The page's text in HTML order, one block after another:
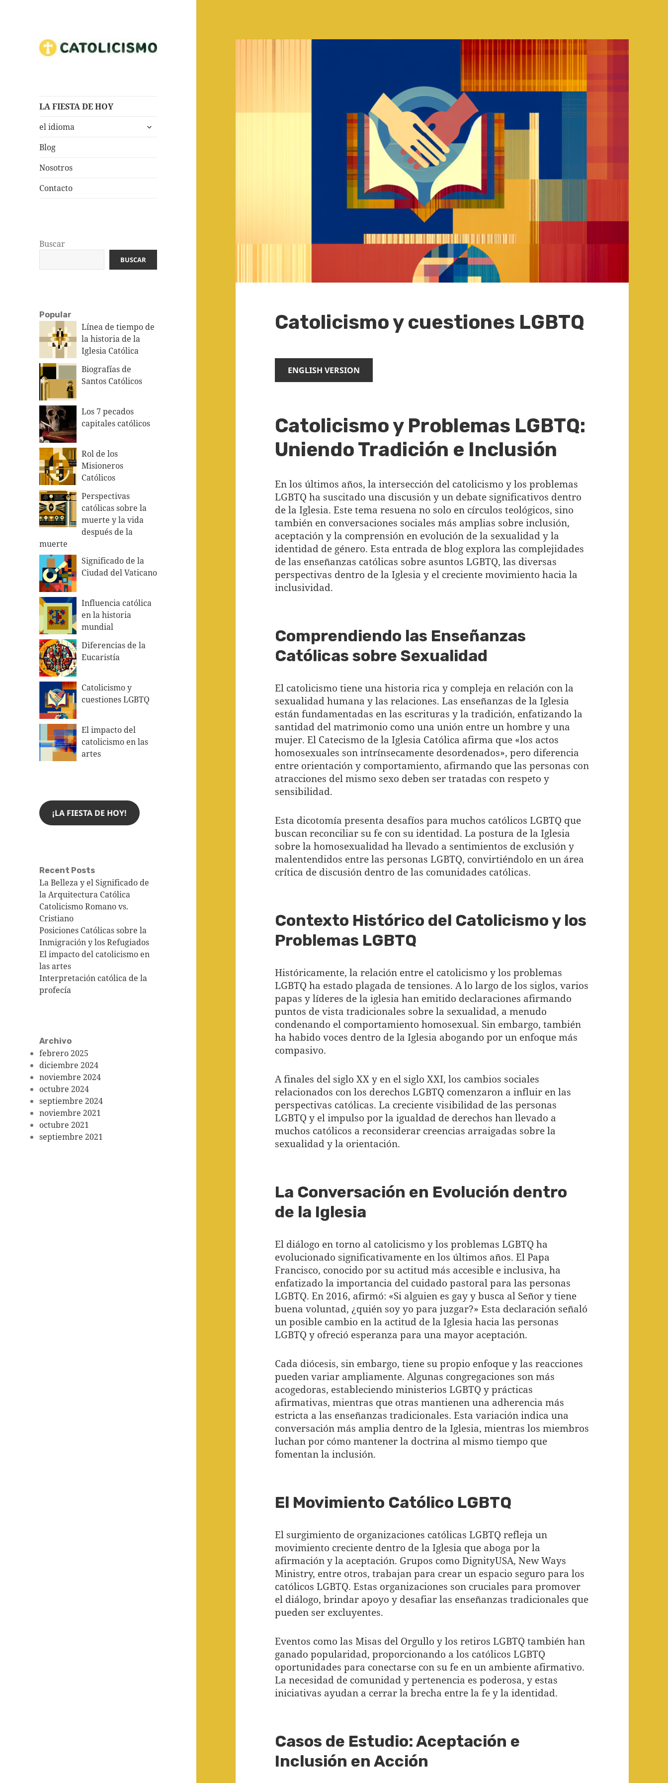
LA FIESTA DE HOY
el idioma
expande
Blog
Nosotros
Contacto
Buscar
BUSCAR
Popular
Línea de tiempo de
la historia de la
Iglesia Católica
Biografías de
Santos Católicos
Los 7 pecados
capitales católicos
Rol de los
Misioneros
Católicos
Perspectivas
católicas sobre la
muerte y la vida
después de la
muerte
Significado de la
Ciudad del Vaticano
Influencia católica
en la historia
mundial
Diferencias de la
Eucaristía
Catolicismo y
cuestiones LGBTQ
El impacto del
catolicismo en las
artes
¡LA FIESTA DE HOY!
Recent Posts
La Belleza y el Significado de
la Arquitectura Católica
Catolicismo Romano vs.
Cristiano
Posiciones Católicas sobre la
Inmigración y los Refugiados
El impacto del catolicismo en
las artes
Interpretación católica de la
profecía
Archivo
febrero 2025
diciembre 2024
noviembre 2024
octubre 2024
septiembre 2024
noviembre 2021
octubre 2021
septiembre 2021
Catolicismo y cuestiones LGBTQ
ENGLISH VERSION
Catolicismo y Problemas LGBTQ:
Uniendo Tradición e Inclusión
En los últimos años, la intersección del catolicismo y los problemas
LGBTQ ha suscitado una discusión y un debate significativos dentro
de la Iglesia. Este tema resuena no solo en círculos teológicos, sino
también en conversaciones sociales más amplias sobre inclusión,
aceptación y la comprensión en evolución de la sexualidad y la
identidad de género. Esta entrada de blog explora las complejidades
de las enseñanzas católicas sobre asuntos LGBTQ, las diversas
perspectivas dentro de la Iglesia y el creciente movimiento hacia la
inclusividad.
Comprendiendo las Enseñanzas
Católicas sobre Sexualidad
El catolicismo tiene una historia rica y compleja en relación con la
sexualidad humana y las relaciones. Las enseñanzas de la Iglesia
están fundamentadas en las escrituras y la tradición, enfatizando la
santidad del matrimonio como una unión entre un hombre y una
mujer. El Catecismo de la Iglesia Católica afirma que «los actos
homosexuales son intrínsecamente desordenados», pero diferencia
entre orientación y comportamiento, afirmando que las personas con
atracciones del mismo sexo deben ser tratadas con respeto y
sensibilidad.
Esta dicotomía presenta desafíos para muchos católicos LGBTQ que
buscan reconciliar su fe con su identidad. La postura de la Iglesia
sobre la homosexualidad ha llevado a sentimientos de exclusión y
malentendidos entre las personas LGBTQ, convirtiéndolo en un área
crítica de discusión dentro de las comunidades católicas.
Contexto Histórico del Catolicismo y los
Problemas LGBTQ
Históricamente, la relación entre el catolicismo y los problemas
LGBTQ ha estado plagada de tensiones. A lo largo de los siglos, varios
papas y líderes de la iglesia han emitido declaraciones afirmando
puntos de vista tradicionales sobre la sexualidad, a menudo
condenando el comportamiento homosexual. Sin embargo, también
ha habido voces dentro de la Iglesia abogando por un enfoque más
compasivo.
A finales del siglo XX y en el siglo XXI, los cambios sociales
relacionados con los derechos LGBTQ comenzaron a influir en las
perspectivas católicas. La creciente visibilidad de las personas
LGBTQ y el impulso por la igualdad de derechos han llevado a
muchos católicos a reconsiderar creencias arraigadas sobre la
sexualidad y la orientación.
La Conversación en Evolución dentro
de la Iglesia
El diálogo en torno al catolicismo y los problemas LGBTQ ha
evolucionado significativamente en los últimos años. El Papa
Francisco, conocido por su actitud más accesible e inclusiva, ha
enfatizado la importancia del cuidado pastoral para las personas
LGBTQ. En 2016, afirmó: «Si alguien es gay y busca al Señor y tiene
buena voluntad, ¿quién soy yo para juzgar?» Esta declaración señaló
un posible cambio en la actitud de la Iglesia hacia las personas
LGBTQ y ofreció esperanza para una mayor aceptación.
Cada diócesis, sin embargo, tiene su propio enfoque y las reacciones
pueden variar ampliamente. Algunas congregaciones son más
acogedoras, estableciendo ministerios LGBTQ y prácticas
afirmativas, mientras que otras mantienen una adherencia más
estricta a las enseñanzas tradicionales. Esta variación indica una
conversación más amplia dentro de la Iglesia, mientras los miembros
luchan por cómo mantener la doctrina al mismo tiempo que
fomentan la inclusión.
El Movimiento Católico LGBTQ
El surgimiento de organizaciones católicas LGBTQ refleja un
movimiento creciente dentro de la Iglesia que aboga por la
afirmación y la aceptación. Grupos como DignityUSA, New Ways
Ministry, entre otros, trabajan para crear un espacio seguro para los
católicos LGBTQ. Estas organizaciones son cruciales para promover
el diálogo, brindar apoyo y desafiar las enseñanzas tradicionales que
pueden ser excluyentes.
Eventos como las Misas del Orgullo y los retiros LGBTQ también han
ganado popularidad, proporcionando a los católicos LGBTQ
oportunidades para conectarse con su fe en un ambiente afirmativo.
La necesidad de comunidad y pertenencia es poderosa, y estas
iniciativas ayudan a cerrar la brecha entre la fe y la identidad.
Casos de Estudio: Aceptación e
Inclusión en Acción